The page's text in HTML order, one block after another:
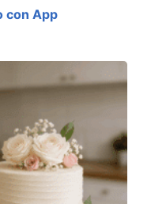
con App